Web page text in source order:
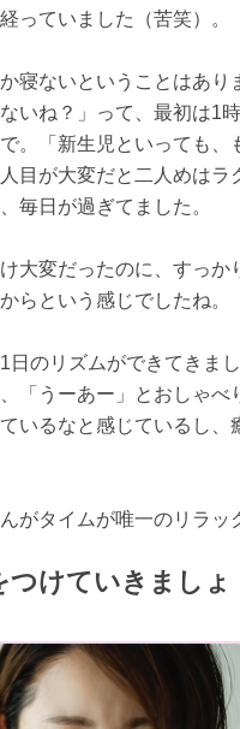
っていました（苦笑）。
寝ないということはあり
いね？」って、最初は1時
。「新生児といっても、
目が大変だと二人めはラ
毎日が過ぎてました。
大変だったのに、すっか
らという感じでしたね。
日のリズムができてきまし
「うーあー」とおしゃべ
いるなと感じているし、
がタイムが唯一のリラッ
けていきましょ